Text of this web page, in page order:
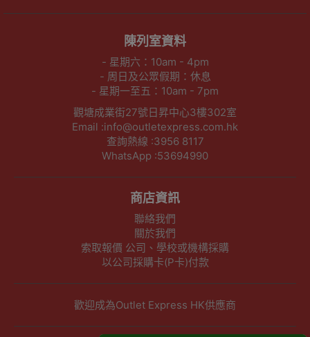
陳列室資料
- 星期六：10am - 4pm
- 周日及公眾假期：休息
- 星期一至五：10am - 7pm
觀塘成業街27號日昇中心3樓302室
Email :info@outletexpress.com.hk
查詢熱線 :3956 8117
WhatsApp :53694990
商店資訊
聯絡我們
關於我們
索取報價 公司、學校或機構採購
以公司採購卡(P卡)付款
歡迎成為Outlet Express HK供應商